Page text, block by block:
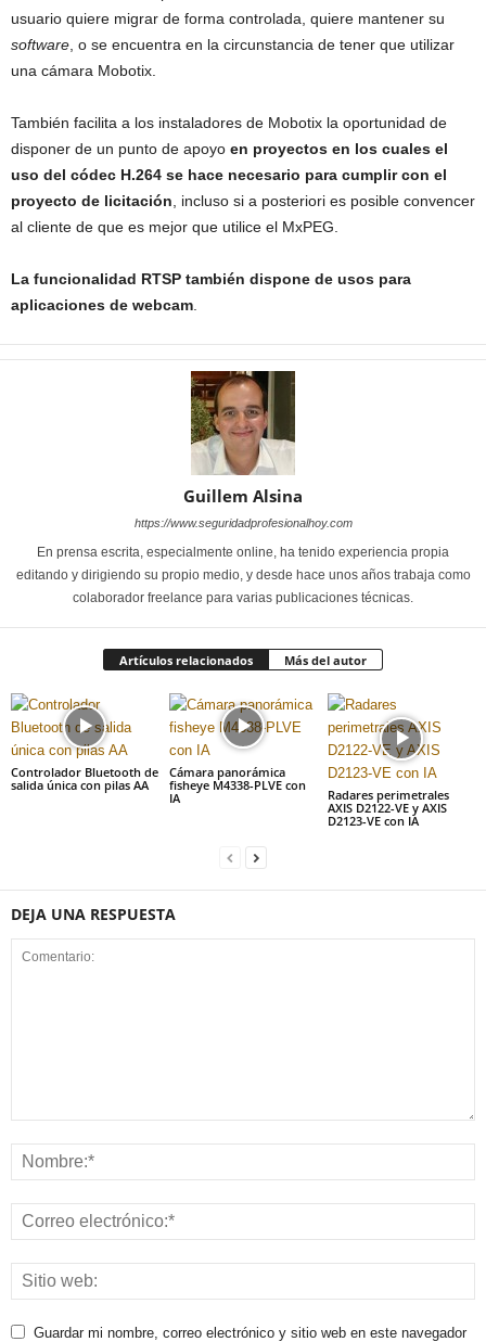
usuario quiere migrar de forma controlada, quiere mantener su
software , o se encuentra en la circunstancia de tener que utilizar
una cámara Mobotix.
También facilita a los instaladores de Mobotix la oportunidad de
disponer de un punto de apoyo en proyectos en los cuales el
uso del códec H.264 se hace necesario para cumplir con el
proyecto de licitación , incluso si a posteriori es posible convencer
al cliente de que es mejor que utilice el MxPEG.
La funcionalidad RTSP también dispone de usos para
aplicaciones de webcam
Guillem Alsina
https://www.seguridadprofesionalhoy.com
En prensa escrita, especialmente online, ha tenido experiencia propia
editando y dirigiendo su propio medio, y desde hace unos años trabaja como
colaborador freelance para varias publicaciones técnicas.
Artículos relacionados Más del autor
Controlador Bluetooth de
salida única con pilas AA
Cámara panorámica
fisheye M4338-PLVE con
IA
Radares perimetrales
AXIS D2122-VE y AXIS
D2123-VE con IA
DEJA UNA RESPUESTA
Guardar mi nombre, correo electrónico y sitio web en este navegador